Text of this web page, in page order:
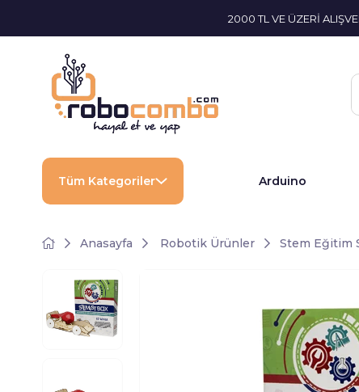
2000 TL VE ÜZERİ
Tüm Kategoriler Arduino
Anasayfa Robotik Ürünler Stem Eğitim